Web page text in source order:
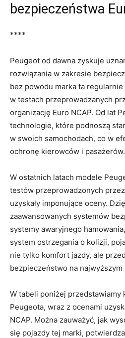
bezpieczeństwa
****
Peugeot od dawna ‍zyskuje
rozwiązania ⁢w zakresie
bez powodu ‍marka ta
w testach przeprowadzanych⁢
organizację Euro NCAP. ‌Od lat
technologie, które podnoszą
w swoich samochodach, co w
ochronę‌ kierowców i pasażerów.
W ostatnich latach modele​
testów przeprowadzonych
uzyskały imponujące oceny.
zaawansowanych systemów
systemy awaryjnego
system ostrzegania ​o kolizji,
nie tylko komfort ⁣jazdy, ale
bezpieczeństwo na najwyższym
W tabeli poniżej przedstawiamy
Peugeota, wraz z ocenami
⁢NCAP. Można​ zauważyć, jak
⁤się pojazdy tej marki,